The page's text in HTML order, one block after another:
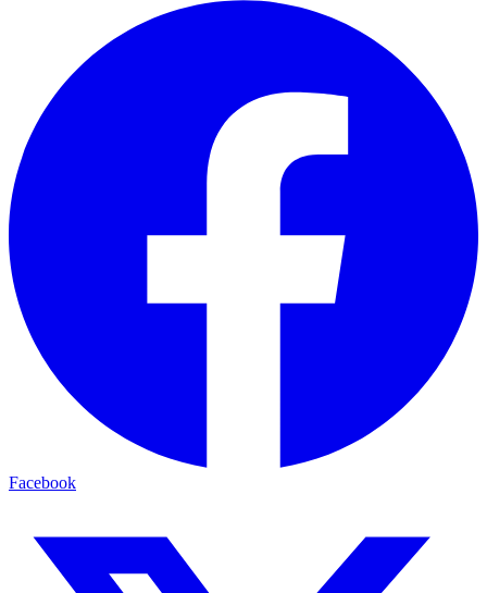
Facebook